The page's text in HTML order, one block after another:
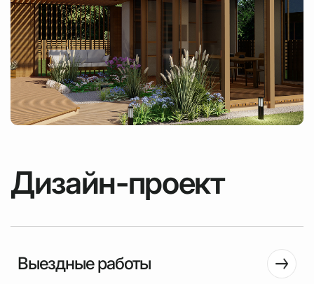
Дизайн-проект
Выездные работы